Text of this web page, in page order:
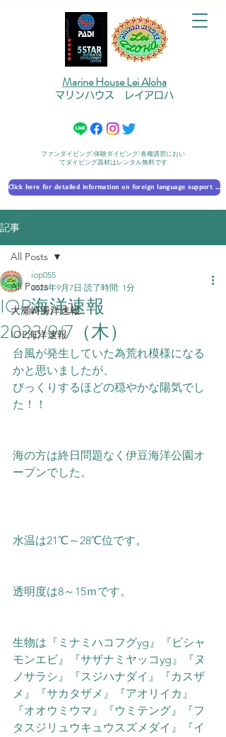
Marine House Lei Aloha
マリンハウス レイアロハ
ファンダイビング/体験ダイビング/各種講習におい
てダイビング器材はレンタル無料です
Click here for detailed information on foreign language support 外国語対応の詳細に​ついて
記事
All Posts
大瀬崎海洋速報
IOP海洋速報
All Posts
IOP海洋速報
2023/9/7（木）
iop055
2023年9月7日 読了時間: 1分
台風が発生していた為荒れ模様になる
かと思いましたが、
びっくりするほどの穏やかな陽気でし
た！！
海の方は終日問題なく伊豆海洋公園オ
ープンでした。
水温は21℃～28℃位です。
透明度は8～15ｍです。
生物は『ミナミハコフグyg』『ビシャ
モンエビ』『サザナミヤッコyg』『ヌ
ノサラシ』『スジハナダイ』『カスザ
メ』『サカタザメ』『アオリイカ』
『オオウミウマ』『ウミテング』『フ
タスジリュウキュウスズメダイ』『イ